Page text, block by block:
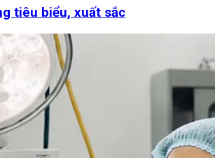
tiêu biểu, xuất sắc